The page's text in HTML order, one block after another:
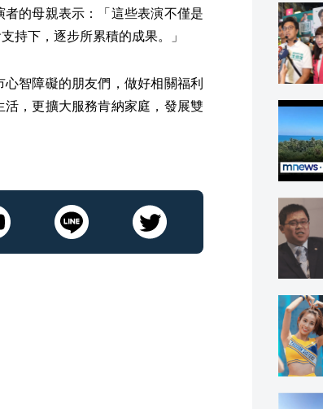
的母親表示：「這些表演不僅是
持下，逐步所累積的成果。」
智障礙的朋友們，做好相關福利
，更擴大服務肯納家庭，發展雙